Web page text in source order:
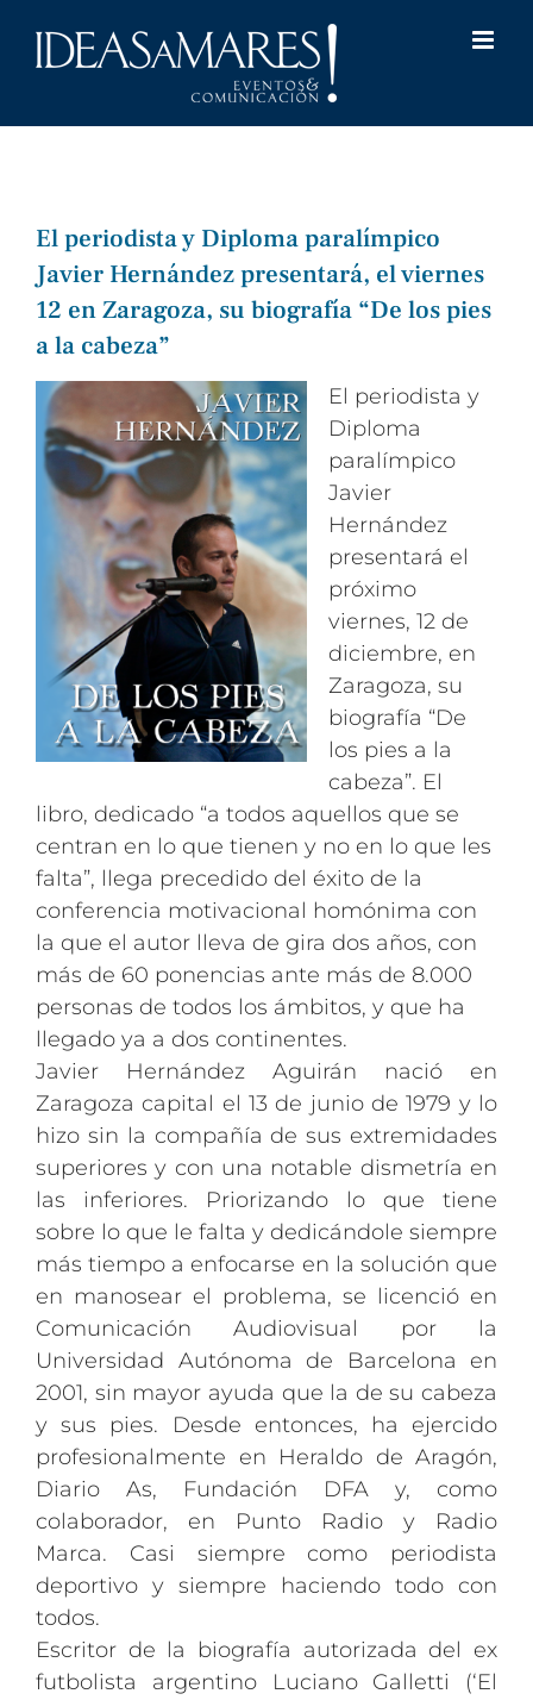
El periodista y Diploma paralímpico
Javier Hernández presentará, el viernes
12 en Zaragoza, su biografía “De los pies
a la cabeza”
El periodista y
Diploma
paralímpico
Javier
Hernández
presentará el
próximo
viernes, 12 de
diciembre, en
Zaragoza, su
biografía “De
los pies a la
cabeza”. El
libro, dedicado “a todos aquellos que se
centran en lo que tienen y no en lo que les
falta”, llega precedido del éxito de la
conferencia motivacional homónima con
la que el autor lleva de gira dos años, con
más de 60 ponencias ante más de 8.000
personas de todos los ámbitos, y que ha
llegado ya a dos continentes.
Javier Hernández Aguirán nació en
Zaragoza capital el 13 de junio de 1979 y lo
hizo sin la compañía de sus extremidades
superiores y con una notable dismetría en
las inferiores. Priorizando lo que tiene
sobre lo que le falta y dedicándole siempre
más tiempo a enfocarse en la solución que
en manosear el problema, se licenció en
Comunicación Audiovisual por la
Universidad Autónoma de Barcelona en
2001, sin mayor ayuda que la de su cabeza
y sus pies. Desde entonces, ha ejercido
profesionalmente en Heraldo de Aragón,
Diario As, Fundación DFA y, como
colaborador, en Punto Radio y Radio
Marca. Casi siempre como periodista
deportivo y siempre haciendo todo con
todos.
Escritor de la biografía autorizada del ex
futbolista argentino Luciano Galletti (‘El